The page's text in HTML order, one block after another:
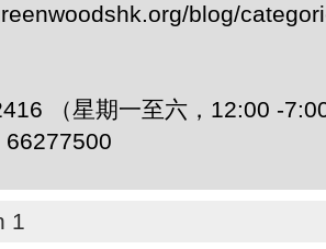
blog/
（星期一至六，12:00 -
1